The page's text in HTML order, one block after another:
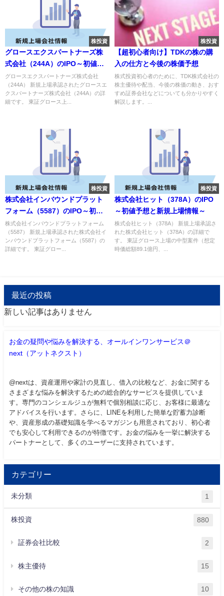
株投資
グロースエクスパートナーズ株
式会社（244A）のIPO～初値予
想と新規上場情報～
グロースエクスパートナーズ株式会社
（244A） 新規上場承認されたグロースエ
クスパートナーズ株式会社（244A）の詳
細です。 東証グロース上...
株投資
【超初心者向け】TDKの株の購
入の仕方と今後の株価予想
株式投資初心者のために、TDK株式会社の
株主優待や配当、今後の株価の動き、おす
すめ証券会社などについても分かりやすく
解説します。...
株投資
株式会社インバウンドプラット
フォーム（5587）のIPO～初値
予想と新規上場情報～
株式会社インバウンドプラットフォーム
（5587） 新規上場承認された株式会社イ
ンバウンドプラットフォーム（5587）の
詳細です。 東証グロー...
株投資
株式会社ヒット（378A）のIPO
～初値予想と新規上場情報～
株式会社ヒット（378A） 新規上場承認さ
れた株式会社ヒット（378A）の詳細で
す。 東証グロース上場の中型案件（想定
時価総額89.1億円、...
最近の投稿
新しい記事はありません
お金の疑問や悩みを解決する、オールインワンサービス＠
next（アットネクスト）
@nextは、資産運用や家計の見直し、借入の比較など、お金に関する
さまざまな悩みを解決するための総合的なサービスを提供していま
す。専門のコンシェルジュが無料で個別相談に応じ、お客様に最適な
アドバイスを行います。さらに、LINEを利用した簡単な貯蓄力診断
や、資産形成の基礎知識を学べるマガジンも用意されており、初心者
でも安心して利用できるのが特徴です。お金の悩みを一挙に解決する
パートナーとして、多くのユーザーに支持されています。
カテゴリー
未分類 1
株投資 880
証券会社比較 2
株主優待 15
その他の株の知識 10